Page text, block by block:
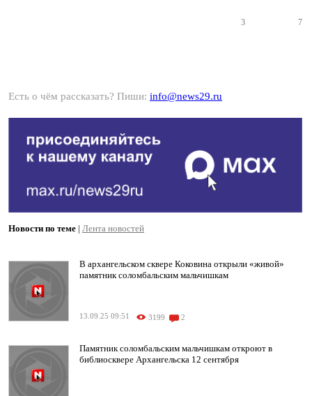
3 7
Есть о чём рассказать? Пиши: info@news29.ru
Новости по теме | Лента новостей
В архангельском сквере Коковина открыли «живой»
памятник соломбальским мальчишкам
13.09.25 09:51 3199 2
Памятник соломбальским мальчишкам откроют в
библиосквере Архангельска 12 сентября